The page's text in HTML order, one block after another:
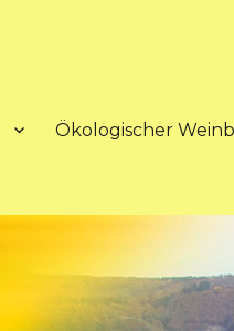
Ökologischer